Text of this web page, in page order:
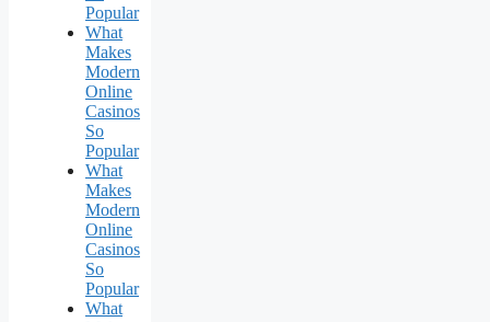
Popular
What
Makes
Modern
Online
Casinos
So
Popular
What
Makes
Modern
Online
Casinos
So
Popular
What